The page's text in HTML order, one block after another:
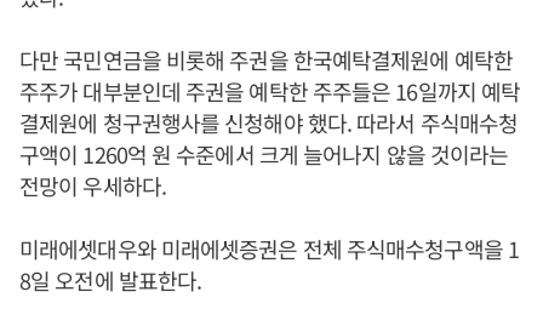
다만 국민연금을 비롯해 주권을 한국예탁결제원에 예탁한
주주가 대부분인데 주권을 예탁한 주주들은 16일까지 예탁
결제원에 청구권행사를 신청해야 했다. 따라서 주식매수청
구액이 1260억 원 수준에서 크게 늘어나지 않을 것이라는
전망이 우세하다.
미래에셋대우와 미래에셋증권은 전체 주식매수청구액을 1
8일 오전에 발표한다.